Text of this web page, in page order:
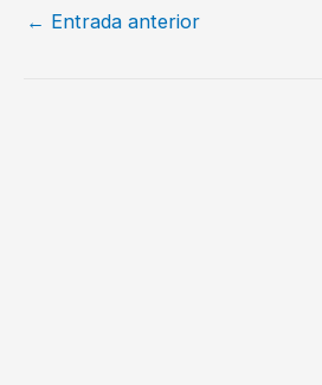
← Entrada anterior